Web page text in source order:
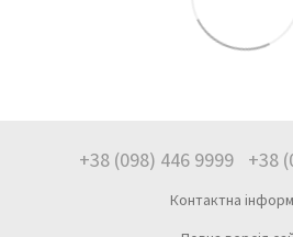
+38 (098) 446 9999 +38
Контактна